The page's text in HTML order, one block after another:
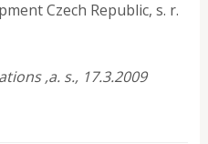
Czech Republic, s. r.
,a. s., 17.3.2009